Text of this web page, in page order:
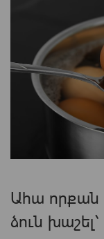
Ահա որքան
ձուն